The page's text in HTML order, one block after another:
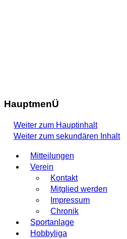
HauptmenÜ
Weiter zum Hauptinhalt
Weiter zum sekundären Inhalt
Mitteilungen
Verein
Kontakt
Mitglied werden
Impressum
Chronik
Sportanlage
Hobbyliga